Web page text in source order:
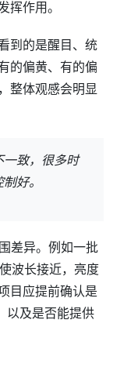
挥作用。
到的是醒目、统
的偏黄、有的偏
整体观感会明显
一致，很多时
好。
差异。例如一批
波长接近，亮度
目应提前确认是
以及是否能提供